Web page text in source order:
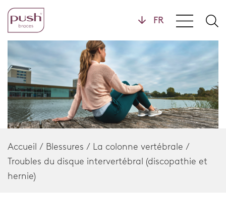
Home
Produits
Profils
Bandages de poignet
Bandages de main
Chevillères
Bandages de pied
Accueil / Blessures / La colonne vertébrale /
Troubles du disque intervertébral (discopathie et
hernie)